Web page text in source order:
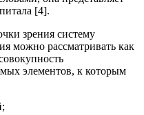
[4].
зрения систему
можно рассматривать как
элементов, к которым